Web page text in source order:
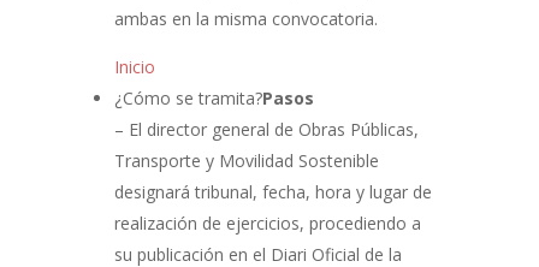
ambas en la misma convocatoria.
Inicio
¿Cómo se tramita?Pasos
– El director general de Obras Públicas,
Transporte y Movilidad Sostenible
designará tribunal, fecha, hora y lugar de
realización de ejercicios, procediendo a
su publicación en el Diari Oficial de la